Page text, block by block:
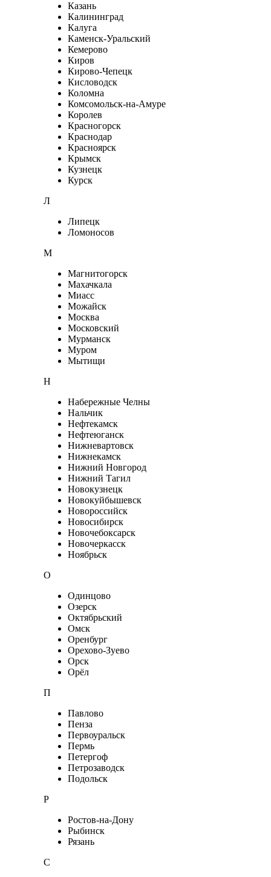
Казань
Калининград
Калуга
Каменск-Уральский
Кемерово
Киров
Кирово-Чепецк
Кисловодск
Коломна
Комсомольск-на-Амуре
Королев
Красногорск
Краснодар
Красноярск
Крымск
Кузнецк
Курск
Л
Липецк
Ломоносов
М
Магнитогорск
Махачкала
Миасс
Можайск
Москва
Московский
Мурманск
Муром
Мытищи
Н
Набережные Челны
Нальчик
Нефтекамск
Нефтеюганск
Нижневартовск
Нижнекамск
Нижний Новгород
Нижний Тагил
Новокузнецк
Новокуйбышевск
Новороссийск
Новосибирск
Новочебоксарск
Новочеркасск
Ноябрьск
О
Одинцово
Озерск
Октябрьский
Омск
Оренбург
Орехово-Зуево
Орск
Орёл
П
Павлово
Пенза
Первоуральск
Пермь
Петергоф
Петрозаводск
Подольск
Р
Ростов-на-Дону
Рыбинск
Рязань
С